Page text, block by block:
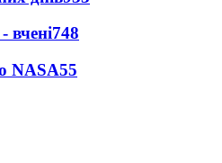
вчені748
NASA55